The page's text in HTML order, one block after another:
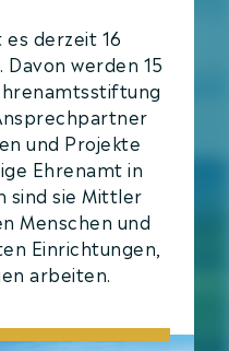
derzeit 16
werden 15
und Projekte
Ehrenamt in
sind sie Mittler
Menschen und
Einrichtungen,
arbeiten.